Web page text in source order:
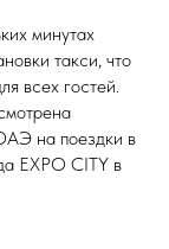
минутах
такси, что
всех гостей.
на поездки в
EXPO CITY в